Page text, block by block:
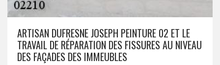
ARTISAN DUFRESNE JOSEPH PEINTURE 02 ET LE
TRAVAIL DE RÉPARATION DES FISSURES AU NIVEAU
DES FAÇADES DES IMMEUBLES